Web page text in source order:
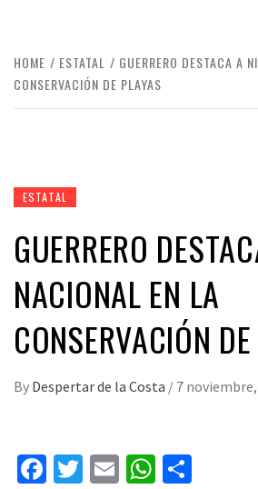
HOME ESTATAL
GUERRERO DESTACA A
CONSERVACIÓN DE PLAYAS
ESTATAL
GUERRERO
NACIONAL EN LA
CONSERVACIÓN
By Despertar de la Costa / 7
Facebook
Twitter
Email